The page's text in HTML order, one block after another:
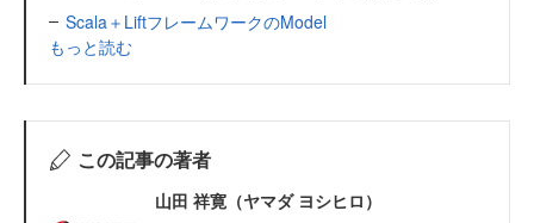
Scala＋LiftフレームワークのModel
もっと読む
この記事の著者
山田 祥寛（ヤマダ ヨシヒロ）